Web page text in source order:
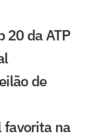
20 da ATP
de
favorita na